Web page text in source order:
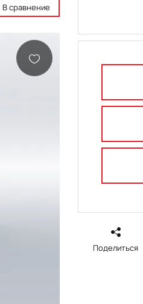
В сравнение
Поделиться